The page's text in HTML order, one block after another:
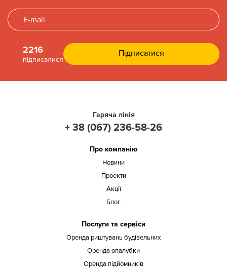
2216
підписалися
Гаряча лінія
+ 38 (067) 236-58-26
Про компанію
Новини
Проекти
Акції
Блог
Послуги та сервіси
Оренда риштувань будівельних
Оренда опалубки
Оренда підйомників